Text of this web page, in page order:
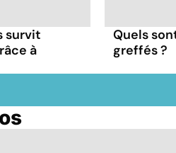
survit
à
Quels
greffés ?